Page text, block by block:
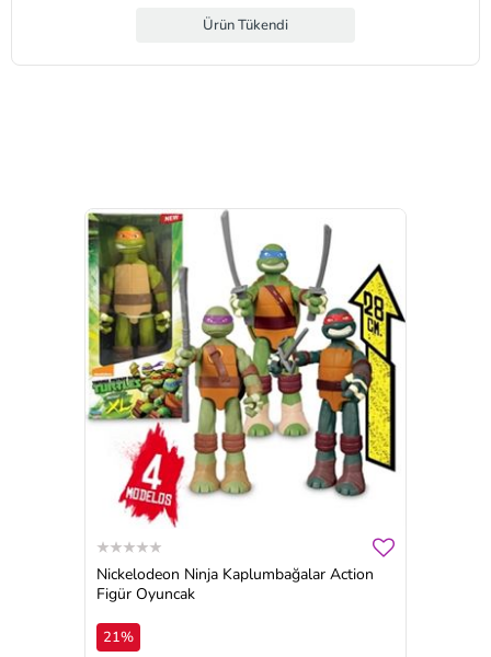
Ürün Tükendi
Nickelodeon Ninja Kaplumbağalar Action
Figür Oyuncak
21%